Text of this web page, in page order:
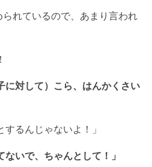
られているので、あまり言われ
に対して）こら、はんかくさい
るんじゃないよ！」
ないで、ちゃんとして！」